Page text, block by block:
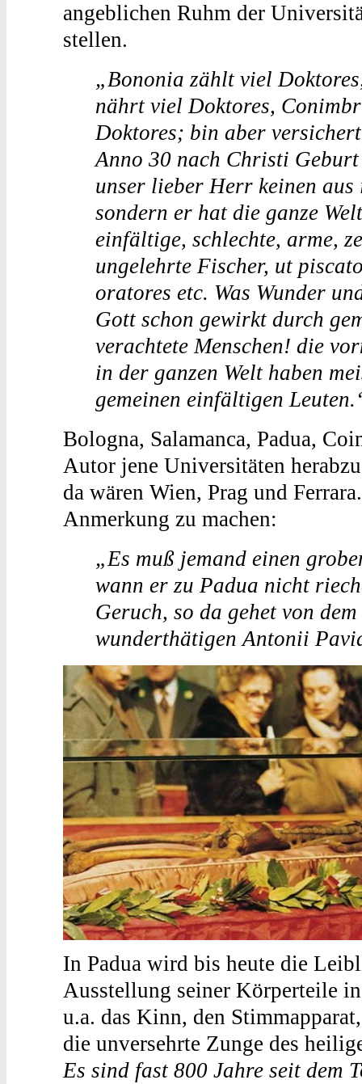
angeblichen Ruhm der
stellen.
„Bononia zählt viel
nährt viel Doktores,
Doktores; bin aber
Anno 30 nach Christi Geburt
unser lieber Herr keinen
sondern er hat die ganze
einfältige, schlechte, arme,
ungelehrte Fischer, ut
oratores etc. Was Wunder
Gott schon gewirkt durch
verachtete Menschen! die
in der ganzen Welt haben
gemeinen einfältigen
Bologna, Salamanca, Padua,
Autor jene Universitäten
da wären Wien, Prag und
Anmerkung zu machen:
„Es muß jemand einen
wann er zu Padua nicht
Geruch, so da gehet von
wunderthätigen Antonii
In Padua wird bis heute die
Ausstellung seiner Körperteile
u.a. das Kinn, den
die unversehrte Zunge des
Es sind fast 800 Jahre seit dem